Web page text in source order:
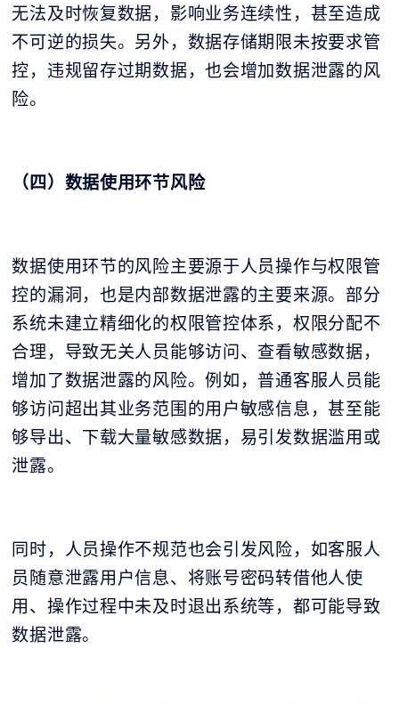
无法及时恢复数据，影响业务连续性，甚至造成
不可逆的损失。另外，数据存储期限未按要求管
控，违规留存过期数据，也会增加数据泄露的风
险。
（四）数据使用环节风险
数据使用环节的风险主要源于人员操作与权限管
控的漏洞，也是内部数据泄露的主要来源。部分
系统未建立精细化的权限管控体系，权限分配不
合理，导致无关人员能够访问、查看敏感数据，
增加了数据泄露的风险。例如，普通客服人员能
够访问超出其业务范围的用户敏感信息，甚至能
够导出、下载大量敏感数据，易引发数据滥用或
泄露。
同时，人员操作不规范也会引发风险，如客服人
员随意泄露用户信息、将账号密码转借他人使
用、操作过程中未及时退出系统等，都可能导致
数据泄露。